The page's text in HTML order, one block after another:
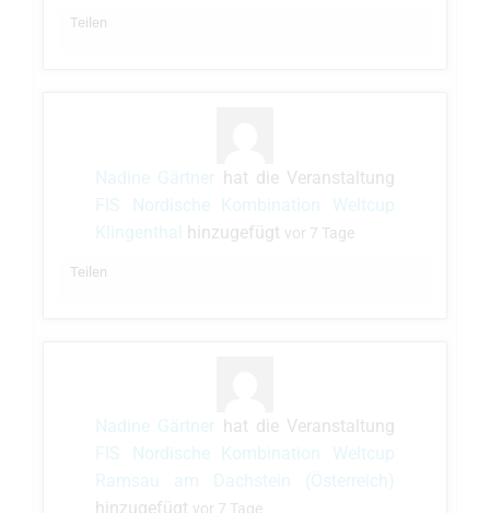
Teilen
Nadine Gärtner hat die Veranstaltung
FIS Nordische Kombination Weltcup
Klingenthal hinzugefügt vor 7 Tage
Teilen
Nadine Gärtner hat die Veranstaltung
FIS Nordische Kombination Weltcup
Ramsau am Dachstein (Österreich)
hinzugefügt vor 7 Tage